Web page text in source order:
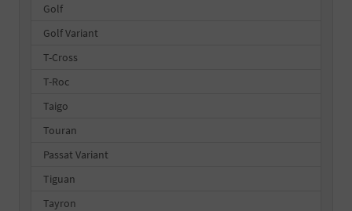
Golf
Golf Variant
T-Cross
T-Roc
Taigo
Touran
Passat Variant
Tiguan
Tayron